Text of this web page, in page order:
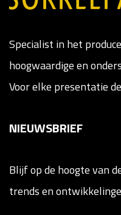
Specialist in het
hoogwaardige en
Voor elke presentatie
NIEUWSBRIEF
Blijf op de hoogte van
trends en